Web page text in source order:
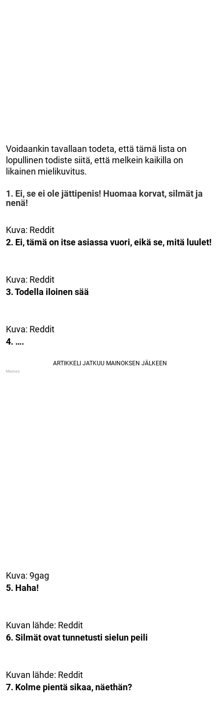
Voidaankin tavallaan todeta, että tämä lista on
lopullinen todiste siitä, että melkein kaikilla on
likainen mielikuvitus.
1. Ei, se ei ole jättipenis! Huomaa korvat, silmät ja
nenä!
Kuva: Reddit
2. Ei, tämä on itse asiassa vuori, eikä se, mitä luulet!
Kuva: Reddit
3. Todella iloinen sää
Kuva: Reddit
4. ….
Kuva: 9gag
5. Haha!
Kuvan lähde: Reddit
6. Silmät ovat tunnetusti sielun peili
Kuvan lähde: Reddit
7. Kolme pientä sikaa, näethän?